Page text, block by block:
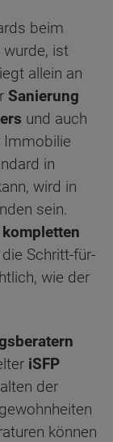
beim
wurde, ist
allein an
Sanierung
und auch
Immobilie
in
wird in
sein.
kompletten
Schritt-für-
wie der
iSFP
der
können